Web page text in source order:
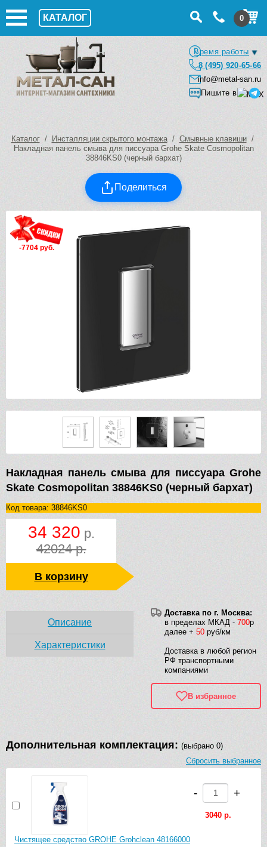
КАТАЛОГ 0
Время работы
8 (495) 920-65-66
info@metal-san.ru
Пишите в
Каталог/ Инсталляции скрытого монтажа/ Смывные клавиши/
Накладная панель смыва для писсуара Grohe Skate Cosmopolitan
38846KS0 (черный бархат)
Поделиться
-7704 руб.
Накладная панель смыва для писсуара Grohe
Skate Cosmopolitan 38846KS0 (черный бархат)
Код товара: 38846KS0
34 320 р.
42024 р.
В корзину
Доставка по г. Москва:
в пределах МКАД - 700р
далее + 50 руб/км
Доставка в любой регион
РФ транспортными
компаниями
В избранное
Описание
Характеристики
Дополнительная комплектация: (выбрано 0)
Сбросить выбранное
Чистящее средство GROHE Grohclean 48166000
- +
3040 р.